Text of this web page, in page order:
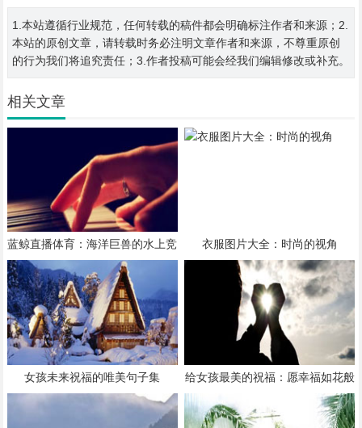
1.本站遵循行业规范，任何转载的稿件都会明确标注作者和来源；2.
本站的原创文章，请转载时务必注明文章作者和来源，不尊重原创
的行为我们将追究责任；3.作者投稿可能会经我们编辑修改或补充。
相关文章
蓝鲸直播体育：海洋巨兽的水上竞
技
衣服图片大全：时尚的视角
女孩未来祝福的唯美句子集
给女孩最美的祝福：愿幸福如花般